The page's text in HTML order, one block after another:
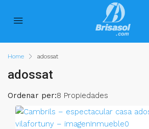
Home adossat
adossat
8 Propiedades
Ordenar per: